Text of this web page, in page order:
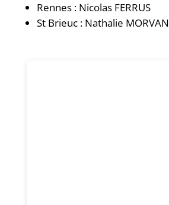
Rennes : Nicolas FERRUS
St Brieuc : Nathalie MORVAN